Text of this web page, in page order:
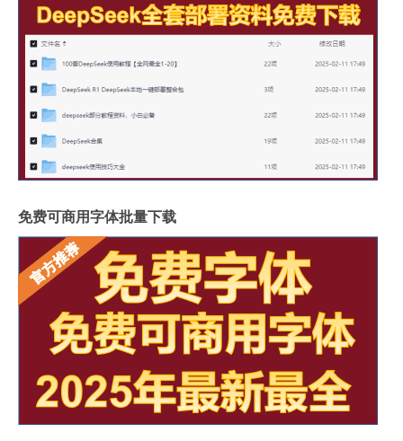
免费可商用字体批量下载